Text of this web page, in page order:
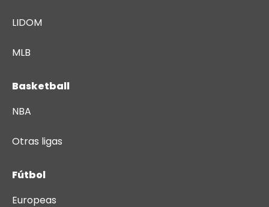
LIDOM
MLB
Basketball
NBA
Otras ligas
Fútbol
Europeas